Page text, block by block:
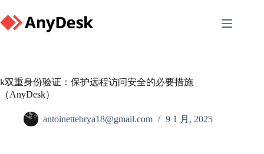
to
content
k双重身份验证：保护远程访问安全的必要措施
（AnyDesk）
antoinettebrya18@gmail.com 9 1 月, 2025